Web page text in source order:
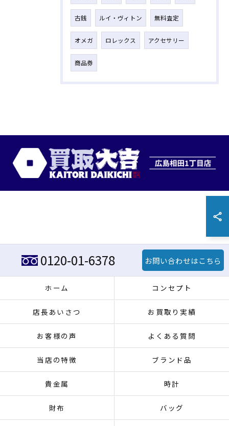
古銭 ルイ・ヴィトン 無料査定
オメガ ロレックス アクセサリー
商品券
0120-01-6378 お問い合わせはこちら
ホーム コンセプト
店長あいさつ お買取り実績
お客様の声 よくある質問
当店の特徴 ブランド品
貴金属 時計
財布 バッグ